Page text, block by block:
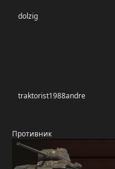
dolzig
traktorist1988andre
Противник